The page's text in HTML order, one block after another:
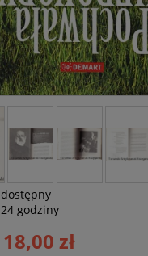
dostępny
24 godziny
18,00 zł